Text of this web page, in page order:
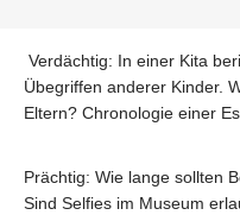
Verdächtig: In einer Kita
Übegriffen anderer Kinder.
Eltern? Chronologie einer
Prächtig: Wie lange sollten
Sind Selfies im Museum